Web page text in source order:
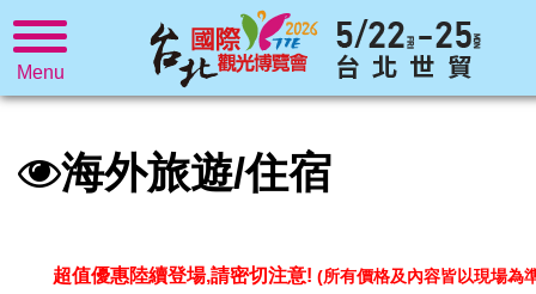
Menu
海外旅遊/住宿
超值優惠陸續登場,請密切注意! (所有價格及內容皆以現場為